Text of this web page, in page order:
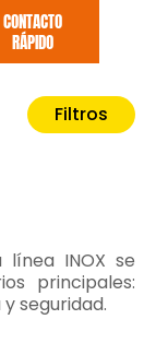
CONTACTO
RÁPIDO
Filtros
línea INOX se
principales:
seguridad.